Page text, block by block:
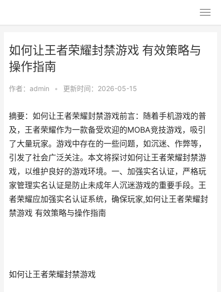
如何让王者荣耀封禁游戏 有效策略与
操作指南
作者： admin • 更新时间：2026-05-15
摘要：如何让王者荣耀封禁游戏前言：随着手机游戏的普
及，王者荣耀作为一款备受欢迎的MOBA竞技游戏，吸引
了大量玩家。游戏中存在的一些问题，如沉迷、作弊等，
引发了社会广泛关注。本文将探讨如何让王者荣耀封禁游
戏，以维护良好的游戏环境。一、加强实名认证，严格玩
家管理实名认证是防止未成年人沉迷游戏的重要手段。王
者荣耀应加强实名认证系统，确保玩家,如何让王者荣耀封
禁游戏 有效策略与操作指南
如何让王者荣耀封禁游戏